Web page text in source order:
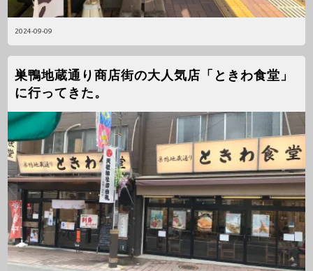
2024-09-09
巣鴨地蔵通り商店街の大人気店「ときわ食堂」
に行ってきた。